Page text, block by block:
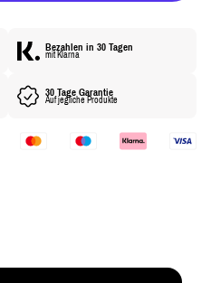
Bezahlen in 30 Tagen
mit Klarna
30 Tage Garantie
Auf jegliche Produkte